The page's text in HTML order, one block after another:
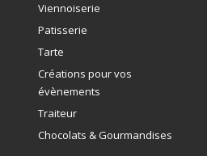
Viennoiserie
Patisserie
Tarte
Créations pour vos
évènements
Traiteur
Chocolats & Gourmandises